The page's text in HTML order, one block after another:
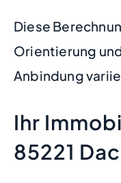
Diese
Orientierung
Anbindung
Ihr
85221